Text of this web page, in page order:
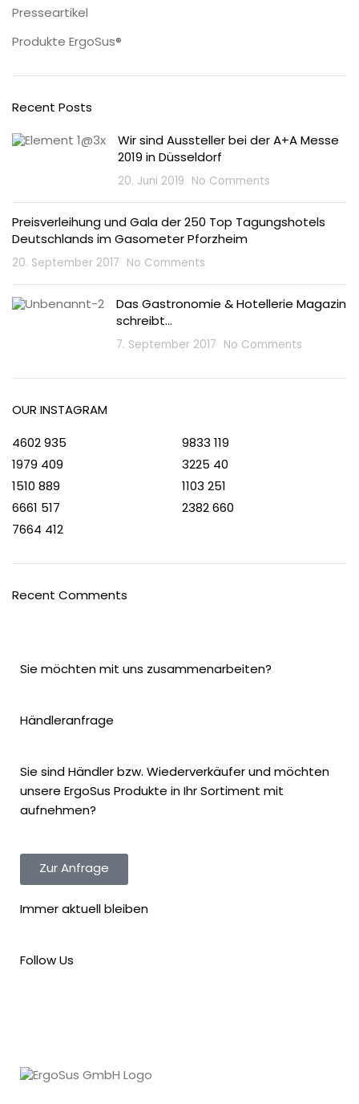
Presseartikel
Produkte ErgoSus®
Recent Posts
Wir sind Aussteller bei der A+A Messe
2019 in Düsseldorf
20. Juni 2019 No Comments
Preisverleihung und Gala der 250 Top Tagungshotels
Deutschlands im Gasometer Pforzheim
20. September 2017 No Comments
Das Gastronomie & Hotellerie Magazin
schreibt…
7. September 2017 No Comments
OUR INSTAGRAM
4602935 9833 119
1979 409 3225 40
1510 889 1103 251
6661 517 2382660
7664 412
Recent Comments
Sie möchten mit uns zusammenarbeiten?
Händleranfrage
Sie sind Händler bzw. Wiederverkäufer und möchten
unsere ErgoSus Produkte in Ihr Sortiment mit
aufnehmen?
Zur Anfrage
Immer aktuell bleiben
Follow Us